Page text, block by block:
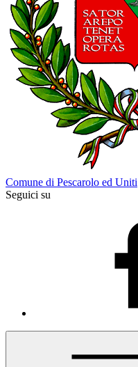
Comune di Pescarolo ed Uniti
Seguici su